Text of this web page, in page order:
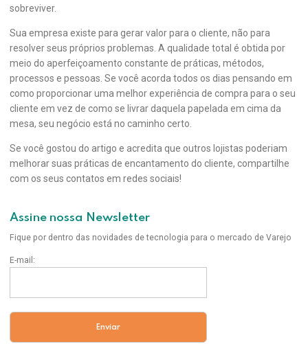
sobreviver.
Sua empresa existe para gerar valor para o cliente, não para
resolver seus próprios problemas. A qualidade total é obtida por
meio do aperfeiçoamento constante de práticas, métodos,
processos e pessoas. Se você acorda todos os dias pensando em
como proporcionar uma melhor experiência de compra para o seu
cliente em vez de como se livrar daquela papelada em cima da
mesa, seu negócio está no caminho certo.
Se você gostou do artigo e acredita que outros lojistas poderiam
melhorar suas práticas de encantamento do cliente, compartilhe
com os seus contatos em redes sociais!
Assine nossa Newsletter
Fique por dentro das novidades de tecnologia para o mercado de Varejo
E-mail: